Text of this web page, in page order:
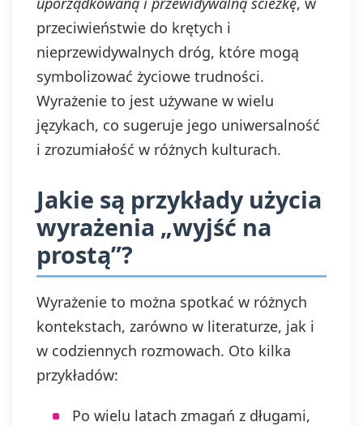
przeciwieństwie do krętych i
nieprzewidywalnych dróg, które mogą
symbolizować życiowe trudności.
Wyrażenie to jest używane w wielu
językach, co sugeruje jego uniwersalność
i zrozumiałość w różnych kulturach.
Jakie są przykłady użycia
wyrażenia „wyjść na
prostą”?
Wyrażenie to można spotkać w różnych
kontekstach, zarówno w literaturze, jak i
w codziennych rozmowach. Oto kilka
przykładów:
Po wielu latach zmagań z długami,